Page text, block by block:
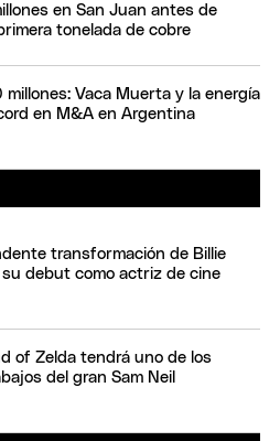
en San Juan antes de
tonelada de cobre
millones: Vaca Muerta y la energía
en M&A en Argentina
transformación de Billie
su debut como actriz de cine
of Zelda tendrá uno de los
del gran Sam Neil